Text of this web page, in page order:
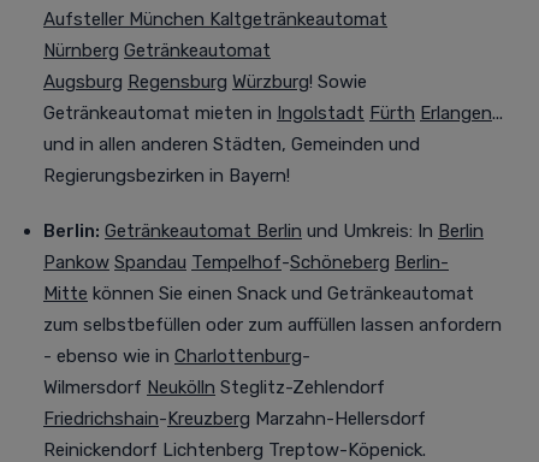
Aufsteller München Kaltgetränkeautomat
Nürnberg Getränkeautomat
Augsburg Regensburg Würzburg! Sowie
Getränkeautomat mieten in Ingolstadt Fürth Erlangen...
und in allen anderen Städten, Gemeinden und
Regierungsbezirken in Bayern!
Berlin: Getränkeautomat Berlin und Umkreis: In Berlin
Pankow Spandau Tempelhof-Schöneberg Berlin-
Mitte können Sie einen Snack und Getränkeautomat
zum selbstbefüllen oder zum auffüllen lassen anfordern
- ebenso wie in Charlottenburg-
Wilmersdorf Neukölln Steglitz-Zehlendorf
Friedrichshain-Kreuzberg Marzahn-Hellersdorf
Reinickendorf Lichtenberg Treptow-Köpenick.